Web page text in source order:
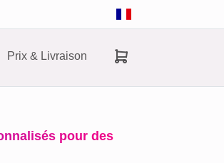
Prix & Livraison
pour des